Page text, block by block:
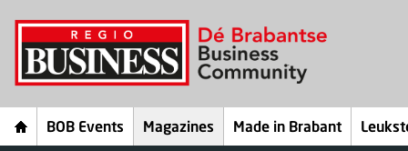
BOB Events Magazines Made in Brabant